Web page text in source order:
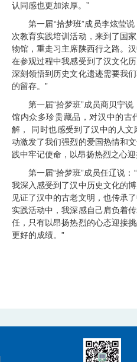
认同感也更加浓厚。”
第一届“拾梦班”成员李炫莹
次教育实践培训活动，来到了国
物馆，重走习主席陕西行之路。
在参观过程中我感受到了汉文化
深刻领悟到历史文化遗迹需要我
的留存。”
第一届“拾梦班”成员商贝宁
馆内众多珍贵藏品，对汉中的古
解， 同时也感受到了汉中的人
动激发了我们强烈的爱国热情和
践中牢记使命，以昂扬热烈之心
第一届“拾梦班”成员任辽说
我深入感受到了汉中历史文化的
见证了汉中的古老文明，也传承
实践活动中，我深感自己肩负着
任，只有以昂扬热烈的心态迎接
更好的成绩。”